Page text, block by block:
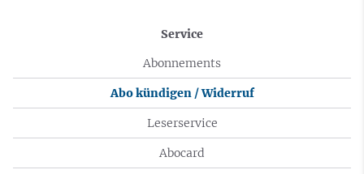
Service
Abonnements
Abo kündigen / Widerruf
Leserservice
Abocard